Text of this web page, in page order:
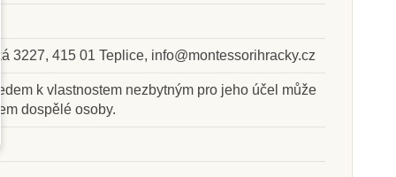
Skladem
Montessori
dodavatele
3227, 415 01 Teplice, info@montessorihracky.cz
k vlastnostem nezbytným pro jeho účel může
dospělé osoby.